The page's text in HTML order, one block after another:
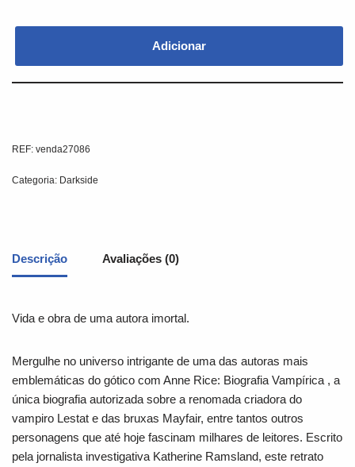
Adicionar
REF: venda27086
Categoria: Darkside
Descrição Avaliações (0)
Vida e obra de uma autora imortal.
Mergulhe no universo intrigante de uma das autoras mais
emblemáticas do gótico com Anne Rice: Biografia Vampírica , a
única biografia autorizada sobre a renomada criadora do
vampiro Lestat e das bruxas Mayfair, entre tantos outros
personagens que até hoje fascinam milhares de leitores. Escrito
pela jornalista investigativa Katherine Ramsland, este retrato